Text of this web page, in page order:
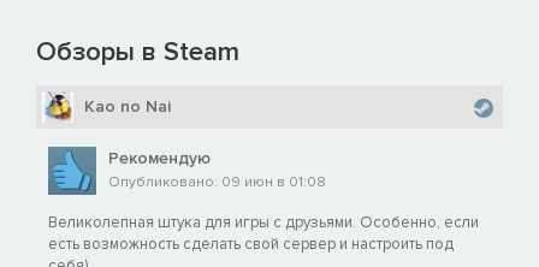
Обзоры в Steam
Kao no Nai
Рекомендую
Опубликовано: 09 июн в 01:08
Великолепная штука для игры с друзьями. Особенно, если
есть возможность сделать свой сервер и настроить под